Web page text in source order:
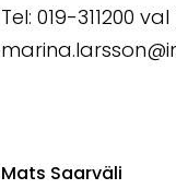
Tel: 019-311200 val
Mats Saarväli